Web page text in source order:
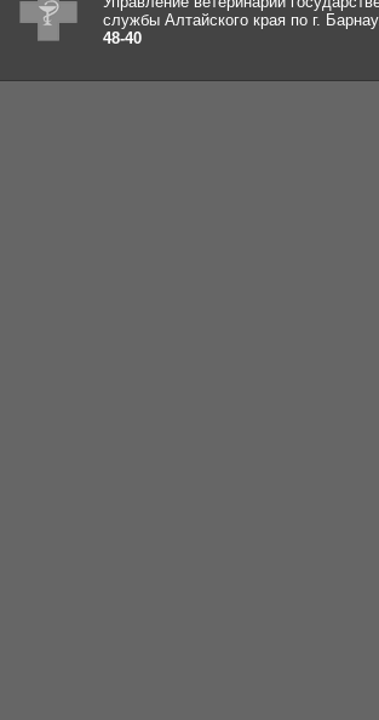
службы Алтайского края по г.
48-40